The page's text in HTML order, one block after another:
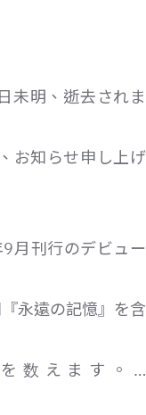
未明、逝去されま
お知らせ申し上げ
月刊行のデビュー
永遠の記憶』を含
数えます。…